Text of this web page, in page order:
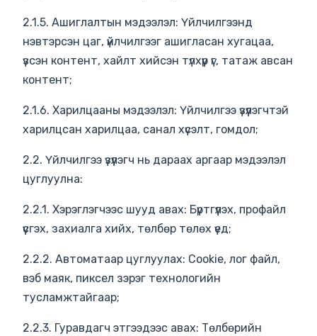
2.1.5. Ашиглалтын мэдээлэл: Үйлчилгээнд
нэвтэрсэн цаг, үйлчилгээг ашигласан хугацаа,
үзсэн контент, хайлт хийсэн түлхүүр үг, татаж авсан
контент;
2.1.6. Харилцааны мэдээлэл: Үйлчилгээ үзүүлэгчтэй
харилцсан харилцаа, санал хүсэлт, гомдол;
2.2. Үйлчилгээ үзүүлэгч нь дараах аргаар мэдээлэл
цуглуулна:
2.2.1. Хэрэглэгчээс шууд авах: Бүртгүүлэх, профайл
үүсгэх, захиалга хийх, төлбөр төлөх үед;
2.2.2. Автоматаар цуглуулах: Cookie, лог файл,
вэб маяк, пиксел зэрэг технологийн
тусламжтайгаар;
2.2.3. Гуравдагч этгээдээс авах: Төлбөрийн